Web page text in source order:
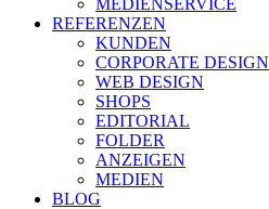
MEDIENSERVICE
REFERENZEN
KUNDEN
CORPORATE DESIGN
WEB DESIGN
SHOPS
EDITORIAL
FOLDER
ANZEIGEN
MEDIEN
BLOG